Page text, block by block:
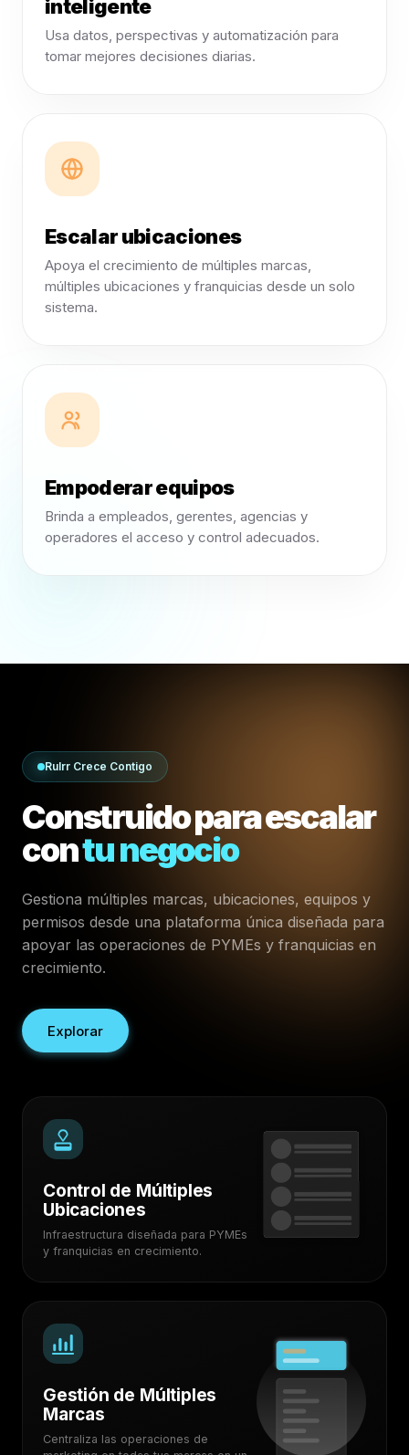
inteligente
Usa datos, perspectivas y automatización para
tomar mejores decisiones diarias.
Escalar ubicaciones
Apoya el crecimiento de múltiples marcas,
múltiples ubicaciones y franquicias desde un solo
sistema.
Empoderar equipos
Brinda a empleados, gerentes, agencias y
operadores el acceso y control adecuados.
Rulrr Crece Contigo
Construido para escalar
contu negocio
Gestiona múltiples marcas, ubicaciones, equipos y
permisos desde una plataforma única diseñada para
apoyar las operaciones de PYMEs y franquicias en
crecimiento.
Explorar
Control de Múltiples
Ubicaciones
Infraestructura diseñada para PYMEs
y franquicias en crecimiento.
Gestión de Múltiples
Marcas
Centraliza las operaciones de